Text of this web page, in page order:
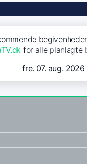
for alle planlagte
fre. 07. aug. 2026